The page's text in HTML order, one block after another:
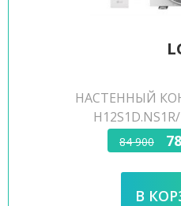
НАСТЕННЫЙ
84 900